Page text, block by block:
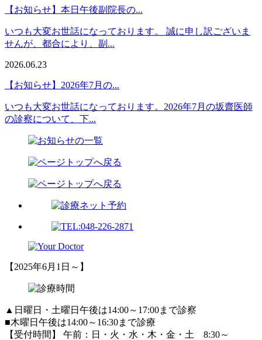
【お知らせ】本日午後副院長の...
いつも大変お世話になっております。 誠に申し訳ございま
せんが、都合により、副...
2026.06.23
【お知らせ】2026年7月の...
いつも大変お世話になっております。2026年7月の坂齋医師
の診察について、下...
【2025年6月1日～】
▲日曜日・土曜日午後は14:00～17:00まで診察
■木曜日午後は14:00～16:30まで診療
【受付時間】 午前：日・火・水・木・金・土 8:30～